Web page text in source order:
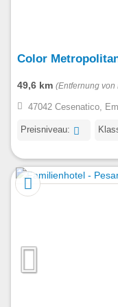
Color
49,6 km (Entfernung von
47042 Cesenatico,
Preisniveau: